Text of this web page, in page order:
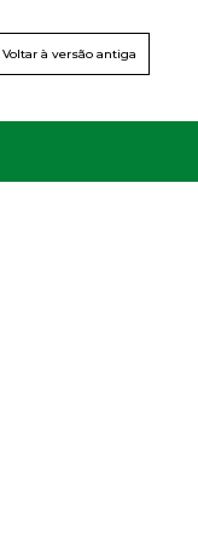
Voltar à versão antiga